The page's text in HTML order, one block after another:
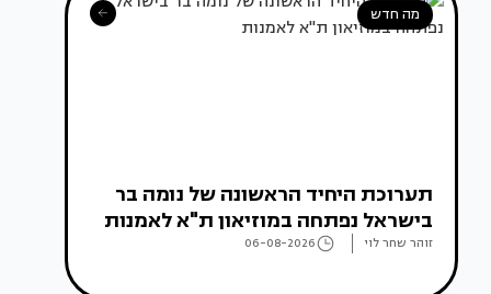
מה חדש
תערוכת היחיד הראשונה של נומה בר
בישראל נפתחה במוזיאון ת"א לאמנות
זוהר שחר לוי 06-08-2026